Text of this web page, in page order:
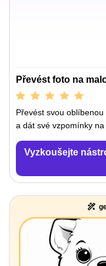
Převést foto na
Převést svou
a dát své vzpomínky na
Vyzkoušejte